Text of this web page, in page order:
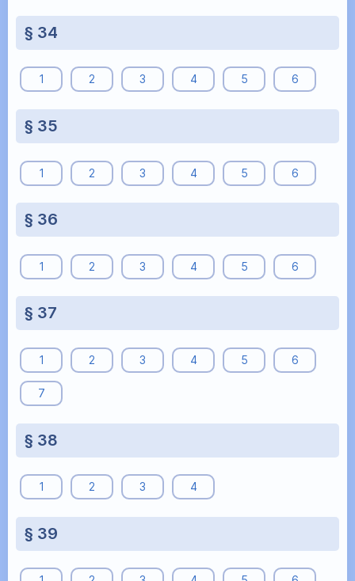
§ 34
1 2 3 4 5 6
§ 35
1 2 3 4 5 6
§ 36
1 2 3 4 5 6
§ 37
1 2 3 4 5 6
7
§ 38
1 2 3 4
§ 39